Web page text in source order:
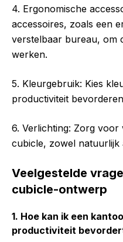
4. Ergonomische
accessoires, zoals een
verstelbaar bureau, om
werken.
5. Kleurgebruik: Kies
productiviteit
6. Verlichting: Zorg
cubicle, zowel natuurlijk
Veelgestelde
cubicle-ontwerp
1. Hoe kan ik een
productiviteit